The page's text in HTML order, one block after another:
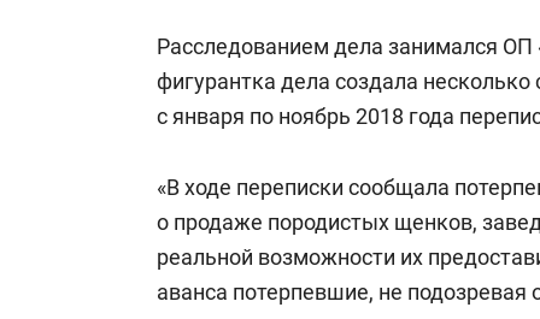
Расследованием дела занимался ОП
фигурантка дела создала
с января по ноябрь 2018 года
«В ходе переписки сообщала
о продаже породистых щенков,
реальной возможности их
аванса потерпевшие, не